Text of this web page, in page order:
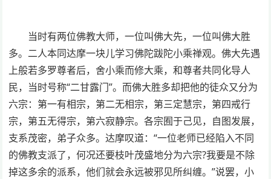
当时有两位佛教大师，一位叫佛大先，一位叫佛大胜
多。二人本同达摩一块儿学习佛陀跋陀小乘禅观。佛大先遇
上般若多罗尊者后，舍小乘而修大乘，和尊者共同化导人
民，当时号称“二甘露门”。而佛大胜多却把他的徒众又分为
六宗：第一有相宗，第二无相宗，第三定慧宗，第四戒行
宗，第五无得宗，第六寂静宗。各宗囿于己见，自图发展，
支系茂密，弟子众多。达摩叹道：“一位老师已经陷入不同
的佛教支派了，何况还要枝叶茂盛地分为六宗?我要是不除
掉这多余的派系，他们就会永远被邪见所纠缠。”说罢，小